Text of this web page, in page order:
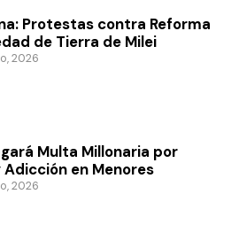
Protestas contra Reforma
de Tierra de Milei
2026
Multa Millonaria por
Adicción en Menores
2026